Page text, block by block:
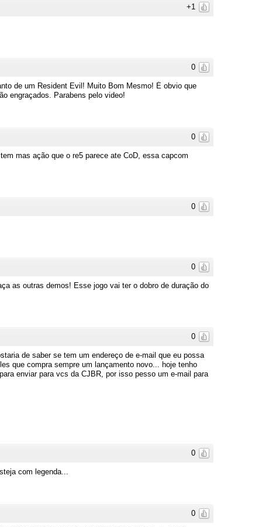
+1
0
de um Resident Evil! Muito Bom Mesmo! É obvio que
engraçados. Parabens pelo video!
0
mas ação que o re5 parece ate CoD, essa capcom
0
0
as outras demos! Esse jogo vai ter o dobro de duração do
0
de saber se tem um endereço de e-mail que eu possa
que compra sempre um lançamento novo... hoje tenho
enviar para vcs da CJBR, por isso pesso um e-mail para
0
com legenda...
0